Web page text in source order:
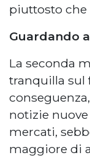
piuttosto che
Guardando
La seconda
tranquilla sul
notizie
mercati,
maggiore di